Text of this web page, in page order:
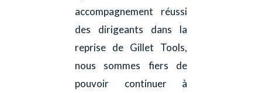
accompagnement réussi
des dirigeants dans la
reprise de Gillet Tools,
nous sommes fiers de
pouvoir continuer à